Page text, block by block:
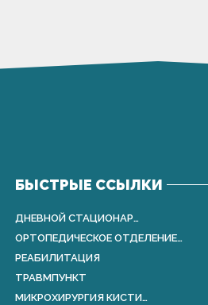
БЫСТРЫЕ ССЫЛКИ
ДНЕВНОЙ СТАЦИОНАР…
ОРТОПЕДИЧЕСКОЕ ОТДЕЛЕНИЕ…
РЕАБИЛИТАЦИЯ
ТРАВМПУНКТ
МИКРОХИРУРГИЯ КИСТИ…